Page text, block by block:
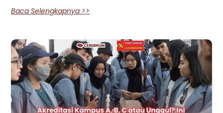
Baca Selengkapnya >>